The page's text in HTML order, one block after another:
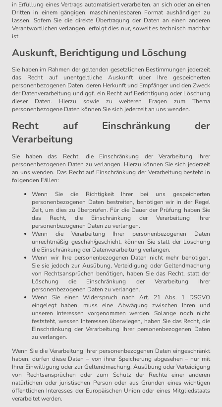
in Erfüllung eines Vertrags automatisiert verarbeiten, an sich oder an einen
Dritten in einem gängigen, maschinenlesbaren Format aushändigen zu
lassen. Sofern Sie die direkte Übertragung der Daten an einen anderen
Verantwortlichen verlangen, erfolgt dies nur, soweit es technisch machbar
ist.
Auskunft, Berichtigung und Löschung
Sie haben im Rahmen der geltenden gesetzlichen Bestimmungen jederzeit
das Recht auf unentgeltliche Auskunft über Ihre gespeicherten
personenbezogenen Daten, deren Herkunft und Empfänger und den Zweck
der Datenverarbeitung und ggf. ein Recht auf Berichtigung oder Löschung
dieser Daten. Hierzu sowie zu weiteren Fragen zum Thema
personenbezogene Daten können Sie sich jederzeit an uns wenden.
Recht auf Einschränkung der
Verarbeitung
Sie haben das Recht, die Einschränkung der Verarbeitung Ihrer
personenbezogenen Daten zu verlangen. Hierzu können Sie sich jederzeit
an uns wenden. Das Recht auf Einschränkung der Verarbeitung besteht in
folgenden Fällen:
Wenn Sie die Richtigkeit Ihrer bei uns gespeicherten
personenbezogenen Daten bestreiten, benötigen wir in der Regel
Zeit, um dies zu überprüfen. Für die Dauer der Prüfung haben Sie
das Recht, die Einschränkung der Verarbeitung Ihrer
personenbezogenen Daten zu verlangen.
Wenn die Verarbeitung Ihrer personenbezogenen Daten
unrechtmäßig geschah/geschieht, können Sie statt der Löschung
die Einschränkung der Datenverarbeitung verlangen.
Wenn wir Ihre personenbezogenen Daten nicht mehr benötigen,
Sie sie jedoch zur Ausübung, Verteidigung oder Geltendmachung
von Rechtsansprüchen benötigen, haben Sie das Recht, statt der
Löschung die Einschränkung der Verarbeitung Ihrer
personenbezogenen Daten zu verlangen.
Wenn Sie einen Widerspruch nach Art. 21 Abs. 1 DSGVO
eingelegt haben, muss eine Abwägung zwischen Ihren und
unseren Interessen vorgenommen werden. Solange noch nicht
feststeht, wessen Interessen überwiegen, haben Sie das Recht, die
Einschränkung der Verarbeitung Ihrer personenbezogenen Daten
zu verlangen.
Wenn Sie die Verarbeitung Ihrer personenbezogenen Daten eingeschränkt
haben, dürfen diese Daten – von ihrer Speicherung abgesehen – nur mit
Ihrer Einwilligung oder zur Geltendmachung, Ausübung oder Verteidigung
von Rechtsansprüchen oder zum Schutz der Rechte einer anderen
natürlichen oder juristischen Person oder aus Gründen eines wichtigen
öffentlichen Interesses der Europäischen Union oder eines Mitgliedstaats
verarbeitet werden.